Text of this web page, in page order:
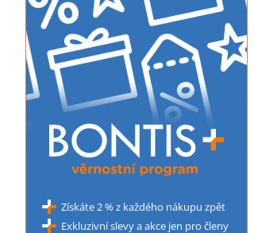
Získáte 2 % z každého nákupu zpět
Exkluzivní slevy a akce jen pro členy